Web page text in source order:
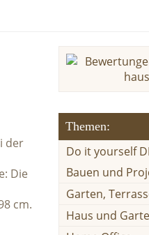
der
Die
cm.
Themen:
Do it yourself
Bauen und
Garten,
Haus und